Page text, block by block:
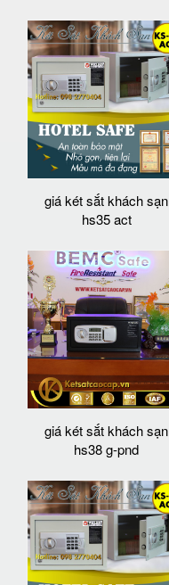
giá két sắt khách sạn
hs35 act
giá két sắt khách sạn
hs38 g-pnd